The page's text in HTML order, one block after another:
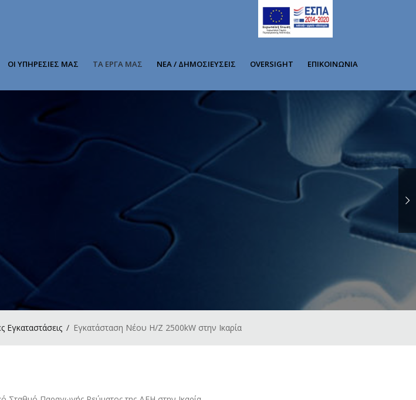
ΟΙ ΥΠΗΡΕΣΙΕΣ ΜΑΣ ΤΑ ΕΡΓΑ ΜΑΣ ΝΕΑ / ΔΗΜΟΣΙΕΥΣΕΙΣ OVERSIGHT ΕΠΙΚΟΙΝΩΝΙΑ
Εγκαταστάσεις Εγκατάσταση Νέου Η/Ζ 2500kW στην Ικαρία